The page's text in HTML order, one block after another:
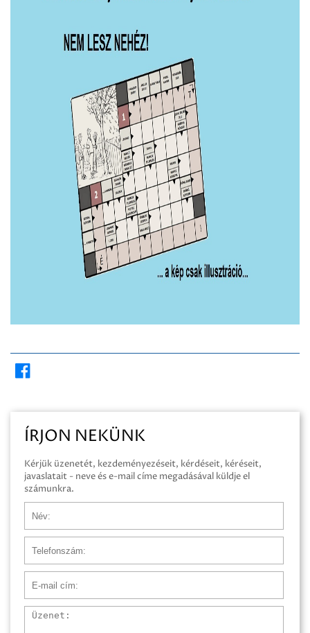
ÍRJON NEKÜNK
Kérjük üzenetét, kezdeményezéseit, kérdéseit, kéréseit,
javaslatait - neve és e-mail címe megadásával küldje el
számunkra.
Üzenet